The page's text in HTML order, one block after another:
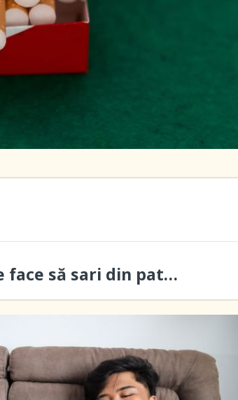
face să sari din pat…